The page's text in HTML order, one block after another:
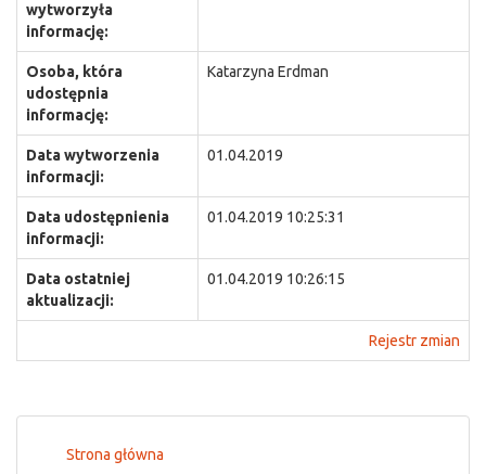
wytworzyła
informację:
Osoba, która
udostępnia
informację:
Katarzyna Erdman
Data wytworzenia
informacji:
01.04.2019
Data udostępnienia
informacji:
01.04.2019 10:25:31
Data ostatniej
aktualizacji:
01.04.2019 10:26:15
Rejestr zmian
Strona główna